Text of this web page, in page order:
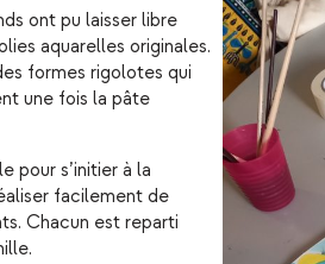
ont pu laisser libre
aquarelles originales.
formes rigolotes qui
une fois la pâte
pour s’initier à la
facilement de
Chacun est reparti